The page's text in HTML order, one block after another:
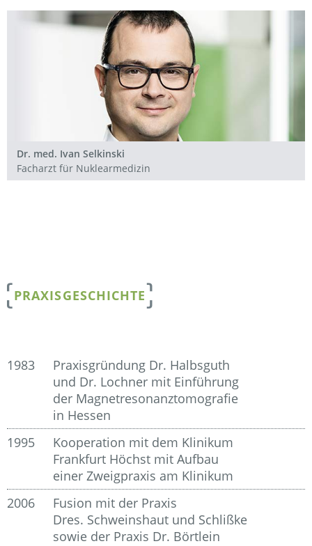
Dr. med. Ivan Selkinski
Facharzt für Nuklearmedizin
PRAXISGESCHICHTE
1983
Praxisgründung Dr. Halbsguth
und Dr. Lochner mit Einführung
der Magnetresonanztomografie
in Hessen
1995
Kooperation mit dem Klinikum
Frankfurt Höchst mit Aufbau
einer Zweigpraxis am Klinikum
2006
Fusion mit der Praxis
Dres. Schweinshaut und Schlißke
sowie der Praxis Dr. Börtlein